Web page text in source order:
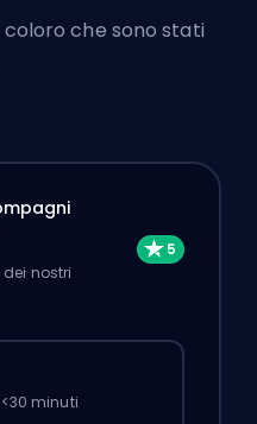
che sono stati
nostri
minuti